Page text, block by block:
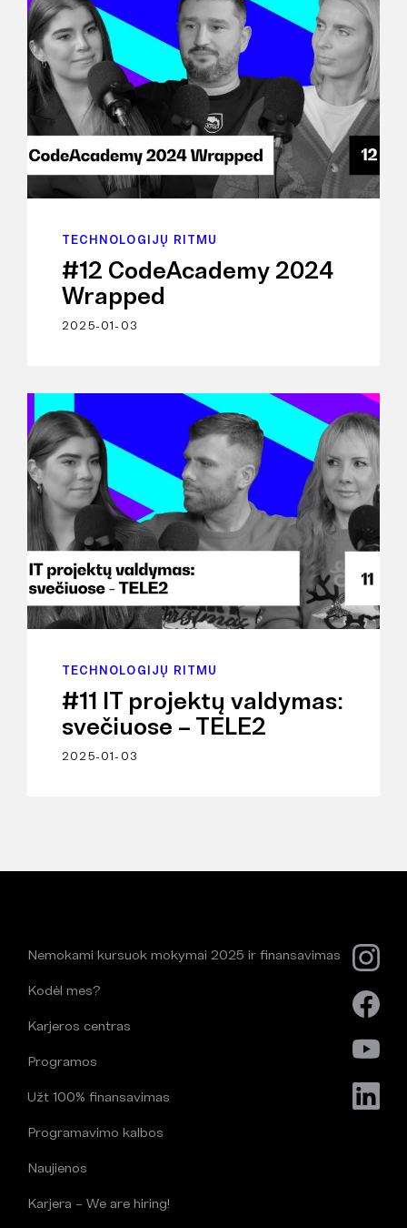
TECHNOLOGIJŲ RITMU
#12 CodeAcademy 2024
Wrapped
2025-01-03
TECHNOLOGIJŲ RITMU
#11 IT projektų valdymas:
svečiuose – TELE2
2025-01-03
Nemokami kursuok mokymai 2025 ir finansavimas
Kodėl mes?
Karjeros centras
Programos
Užt 100% finansavimas
Programavimo kalbos
Naujienos
Karjera – We are hiring!